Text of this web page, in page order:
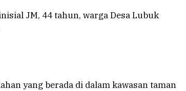
JM, 44 tahun, warga Desa Lubuk
yang berada di dalam kawasan taman